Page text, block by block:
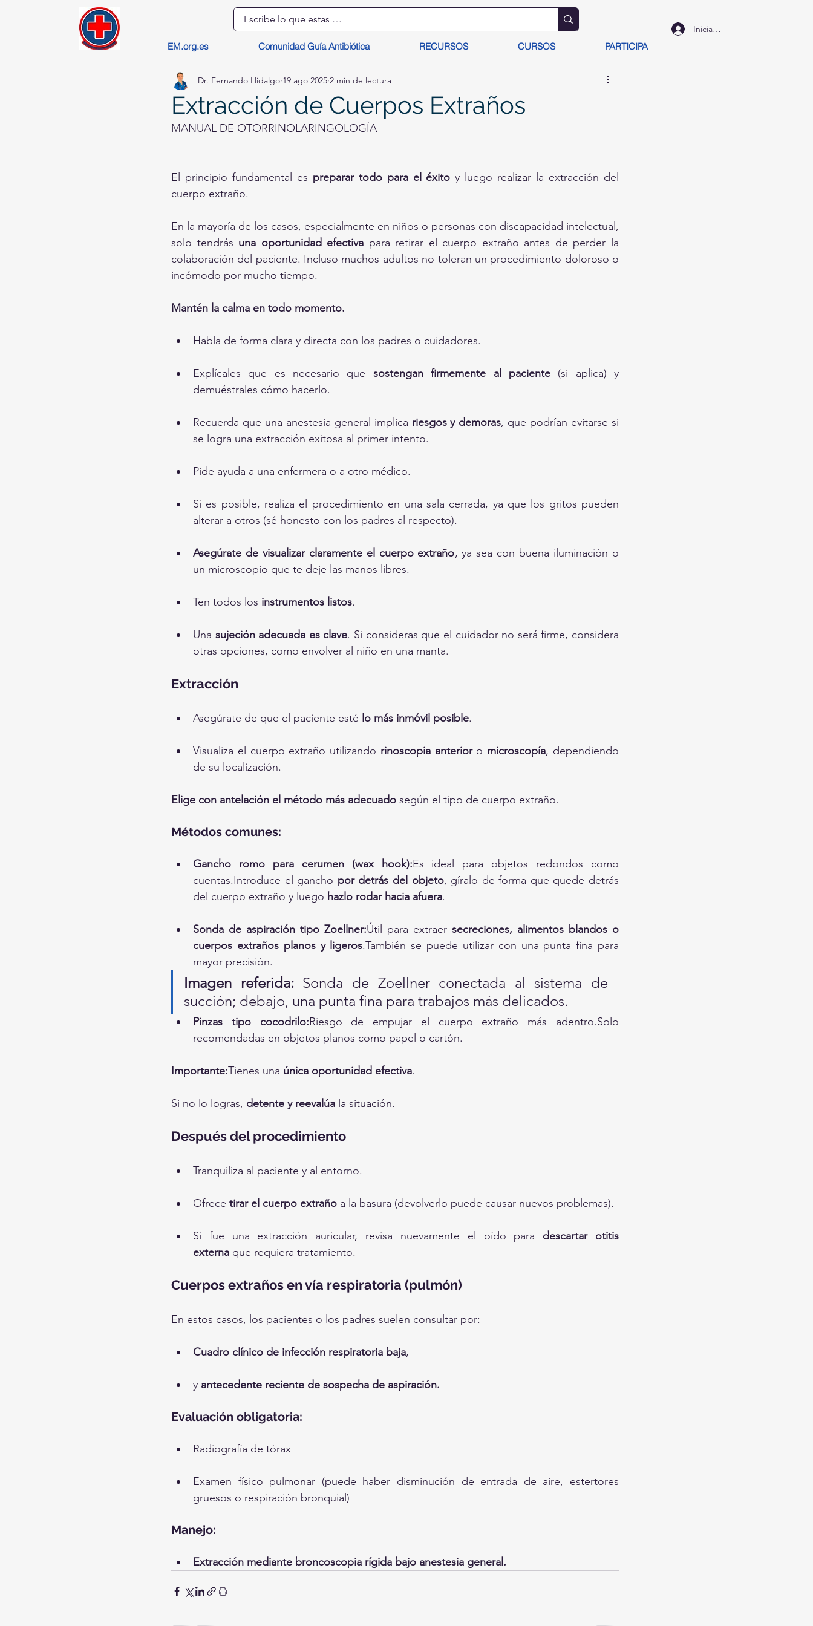
EM.org.es Comunidad Guía Antibiótica RECURSOS CURSOS PARTICIPA
Iniciar sesión
Extracción de Cuerpos Extraños
Dr. Fernando Hidalgo 19 ago 2025 2 min de lectura
MANUAL DE OTORRINOLARINGOLOGÍA
El principio fundamental es preparar todo para el éxito y luego realizar la extracción del
cuerpo extraño.
En la mayoría de los casos, especialmente en niños o personas con discapacidad intelectual,
solo tendrás una oportunidad efectiva para retirar el cuerpo extraño antes de perder la
colaboración del paciente. Incluso muchos adultos no toleran un procedimiento doloroso o
incómodo por mucho tiempo.
Mantén la calma en todo momento.
Habla de forma clara y directa con los padres o cuidadores.
Explícales que es necesario que sostengan firmemente al paciente (si aplica) y
demuéstrales cómo hacerlo.
Recuerda que una anestesia general implica riesgos y demoras, que podrían evitarse si
se logra una extracción exitosa al primer intento.
Pide ayuda a una enfermera o a otro médico.
Si es posible, realiza el procedimiento en una sala cerrada, ya que los gritos pueden
alterar a otros (sé honesto con los padres al respecto).
Asegúrate de visualizar claramente el cuerpo extraño, ya sea con buena iluminación o
un microscopio que te deje las manos libres.
Ten todos los instrumentos listos.
Una sujeción adecuada es clave. Si consideras que el cuidador no será firme, considera
otras opciones, como envolver al niño en una manta.
Extracción
Asegúrate de que el paciente esté lo más inmóvil posible.
Visualiza el cuerpo extraño utilizando rinoscopia anterior o microscopía, dependiendo
de su localización.
Elige con antelación el método más adecuado según el tipo de cuerpo extraño.
Métodos comunes:
Gancho romo para cerumen (wax hook):Es ideal para objetos redondos como
cuentas.Introduce el gancho por detrás del objeto, gíralo de forma que quede detrás
del cuerpo extraño y luego hazlo rodar hacia afuera.
Sonda de aspiración tipo Zoellner:Útil para extraer secreciones, alimentos blandos o
cuerpos extraños planos y ligeros.También se puede utilizar con una punta fina para
mayor precisión.
Imagen referida: Sonda de Zoellner conectada al sistema de
succión; debajo, una punta fina para trabajos más delicados.
Pinzas tipo cocodrilo:Riesgo de empujar el cuerpo extraño más adentro.Solo
recomendadas en objetos planos como papel o cartón.
Importante:Tienes una única oportunidad efectiva.
Si no lo logras, detente y reevalúa la situación.
Después del procedimiento
Tranquiliza al paciente y al entorno.
Ofrece tirar el cuerpo extraño a la basura (devolverlo puede causar nuevos problemas).
Si fue una extracción auricular, revisa nuevamente el oído para descartar otitis
externa que requiera tratamiento.
Cuerpos extraños en vía respiratoria (pulmón)
En estos casos, los pacientes o los padres suelen consultar por:
Cuadro clínico de infección respiratoria baja,
y antecedente reciente de sospecha de aspiración.
Evaluación obligatoria:
Radiografía de tórax
Examen físico pulmonar (puede haber disminución de entrada de aire, estertores
gruesos o respiración bronquial)
Manejo:
Extracción mediante broncoscopia rígida bajo anestesia general.